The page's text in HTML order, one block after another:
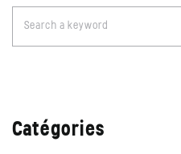
for:Search a keyword
Catégories